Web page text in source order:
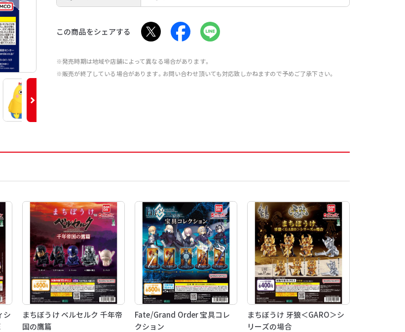
この商品をシェアする
※発売時期は地域や店舗によって異なる場合があります。
※販売が終了している場合があります。お問い合わせ頂いても対応致しかねますので予めご了承下さい。
シ
まちぼうけ ベルセルク 千年帝
国の鷹篇
Fate/Grand Order 宝具コレ
クション
まちぼうけ 牙狼＜GARO＞シ
リーズの場合